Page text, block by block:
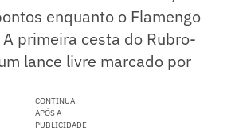
enquanto o Flamengo
primeira cesta do Rubro-
lance livre marcado por
CONTINUA
APÓS A
PUBLICIDADE